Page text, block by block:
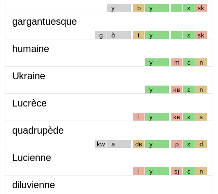
y b y ɛ sk
gargantuesque
g ɑ̃ t y ɛ sk
humaine
y m ɛ n
Ukraine
y kʁ ɛ n
Lucrèce
l y kʁ ɛ s
quadrupède
kw a dʁ y p ɛ d
Lucienne
l y sj ɛ n
diluvienne